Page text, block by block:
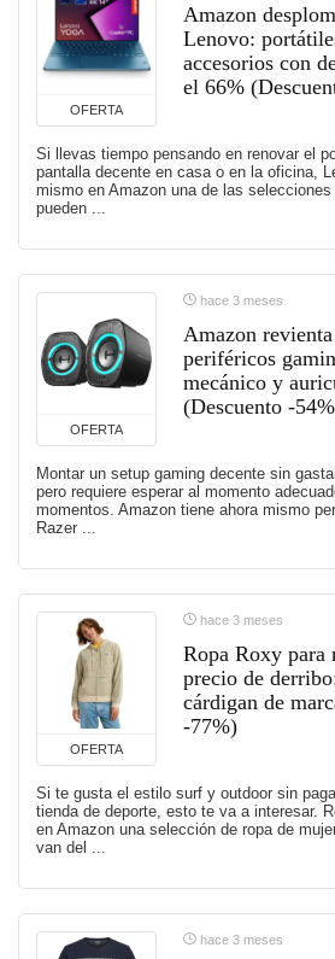
OFERTA
Amazon
Lenovo:
accesorios con
el 66%
Si llevas tiempo pensando en renovar el
pantalla decente en casa o en la oficina,
mismo en Amazon una de las
pueden ...
OFERTA
hace 3 meses
Amazon
periféricos
mecánico y
(Descuento -
Montar un setup gaming decente sin
pero requiere esperar al momento
momentos. Amazon tiene ahora mismo
Razer ...
OFERTA
hace 3 meses
Ropa Roxy para
precio de
cárdigan de
-77%)
Si te gusta el estilo surf y outdoor sin
tienda de deporte, esto te va a interesar.
en Amazon una selección de ropa de
van del ...
hace 3 meses